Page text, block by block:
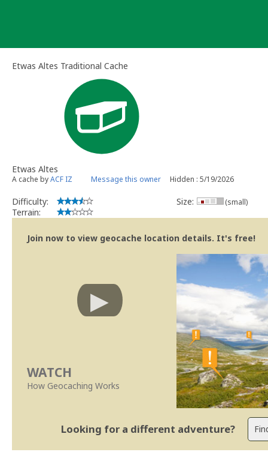
Etwas Altes Traditional Cache
Etwas Altes
A cache byACF IZ Message this owner Hidden : 5/19/2026
Difficulty:
Terrain:
Size: (small)
Join now to view geocache location details. It's free!
WATCH
How Geocaching Works
Looking for a different adventure?